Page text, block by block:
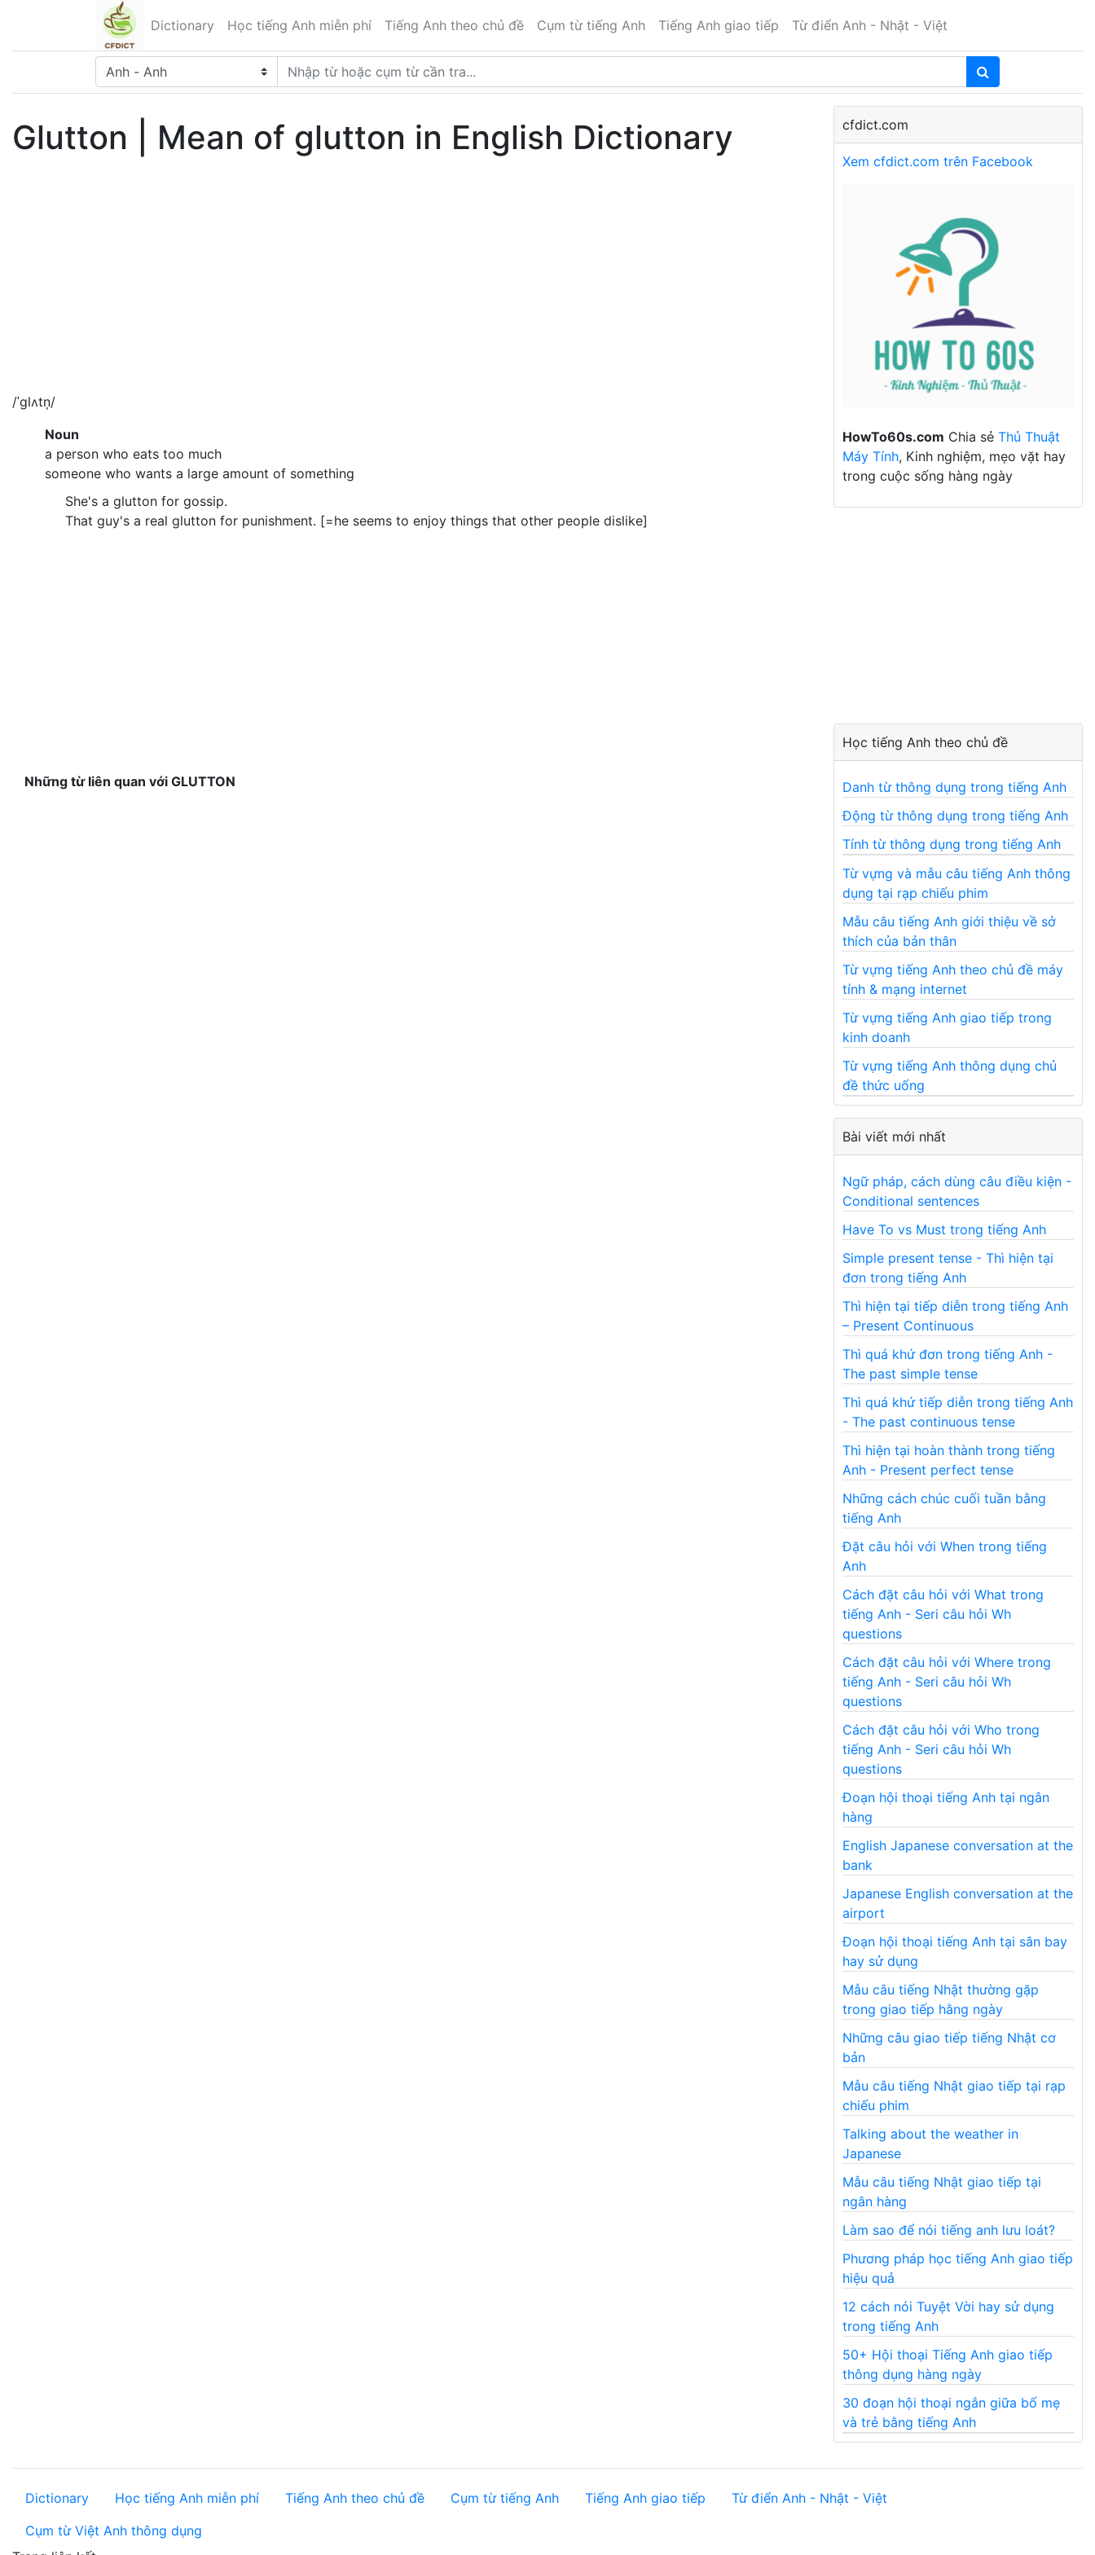
Dictionary Học tiếng Anh miễn phí Tiếng Anh theo chủ đề Cụm từ tiếng Anh Tiếng Anh giao tiếp Từ điển Anh - Nhật - Việt
Glutton | Mean of glutton in English Dictionary
/ˈglʌtn̩/
Noun
a person who eats too much
someone who wants a large amount of something
She's a glutton for gossip.
That guy's a real glutton for punishment. [=he seems to enjoy things that other people dislike]
Những từ liên quan với GLUTTON
cfdict.com
Xem cfdict.com trên Facebook
HowTo60s.com Chia sẻ Thủ Thuật
Máy Tính, Kinh nghiệm, mẹo vặt hay
trong cuộc sống hàng ngày
Học tiếng Anh theo chủ đề
Danh từ thông dụng trong tiếng Anh
Động từ thông dụng trong tiếng Anh
Tính từ thông dụng trong tiếng Anh
Từ vựng và mẫu câu tiếng Anh thông
dụng tại rạp chiếu phim
Mẫu câu tiếng Anh giới thiệu về sở
thích của bản thân
Từ vựng tiếng Anh theo chủ đề máy
tính & mạng internet
Từ vựng tiếng Anh giao tiếp trong
kinh doanh
Từ vựng tiếng Anh thông dụng chủ
đề thức uống
Bài viết mới nhất
Ngữ pháp, cách dùng câu điều kiện -
Conditional sentences
Have To vs Must trong tiếng Anh
Simple present tense - Thì hiện tại
đơn trong tiếng Anh
Thì hiện tại tiếp diễn trong tiếng Anh
– Present Continuous
Thì quá khứ đơn trong tiếng Anh -
The past simple tense
Thì quá khứ tiếp diễn trong tiếng Anh
- The past continuous tense
Thì hiện tại hoàn thành trong tiếng
Anh - Present perfect tense
Những cách chúc cuối tuần bằng
tiếng Anh
Đặt câu hỏi với When trong tiếng
Anh
Cách đặt câu hỏi với What trong
tiếng Anh - Seri câu hỏi Wh
questions
Cách đặt câu hỏi với Where trong
tiếng Anh - Seri câu hỏi Wh
questions
Cách đặt câu hỏi với Who trong
tiếng Anh - Seri câu hỏi Wh
questions
Đoạn hội thoại tiếng Anh tại ngân
hàng
English Japanese conversation at the
bank
Japanese English conversation at the
airport
Đoạn hội thoại tiếng Anh tại sân bay
hay sử dụng
Mẫu câu tiếng Nhật thường gặp
trong giao tiếp hằng ngày
Những câu giao tiếp tiếng Nhật cơ
bản
Mẫu câu tiếng Nhật giao tiếp tại rạp
chiếu phim
Talking about the weather in
Japanese
Mẫu câu tiếng Nhật giao tiếp tại
ngân hàng
Làm sao để nói tiếng anh lưu loát?
Phương pháp học tiếng Anh giao tiếp
hiệu quả
12 cách nói Tuyệt Vời hay sử dụng
trong tiếng Anh
50+ Hội thoại Tiếng Anh giao tiếp
thông dụng hàng ngày
30 đoạn hội thoại ngắn giữa bố mẹ
và trẻ bằng tiếng Anh
Dictionary Học tiếng Anh miễn phí Tiếng Anh theo chủ đề Cụm từ tiếng Anh Tiếng Anh giao tiếp
Từ điển Anh - Nhật - Việt
Cụm từ Việt Anh thông dụng